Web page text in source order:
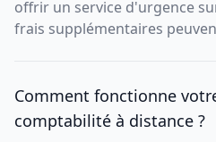
offrir un service d'urgence
frais supplémentaires
Comment fonctionne
comptabilité à distance ?